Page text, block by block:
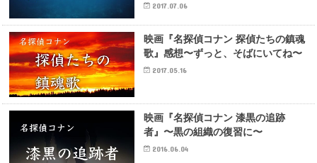
2017.07.06
映画『名探偵コナン 探偵たちの鎮魂
歌』感想〜ずっと、そばにいてね〜
2017.05.16
映画『名探偵コナン 漆黒の追跡
者』〜黒の組織の復習に〜
2016.06.04